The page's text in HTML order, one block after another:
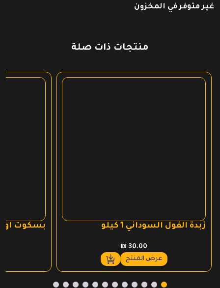
غير متوفر في المخزون
منتجات ذات صلة
زبدة الفول السوداني 1 كيلو
₪ 30.00
عرض المنتج
بسكوت